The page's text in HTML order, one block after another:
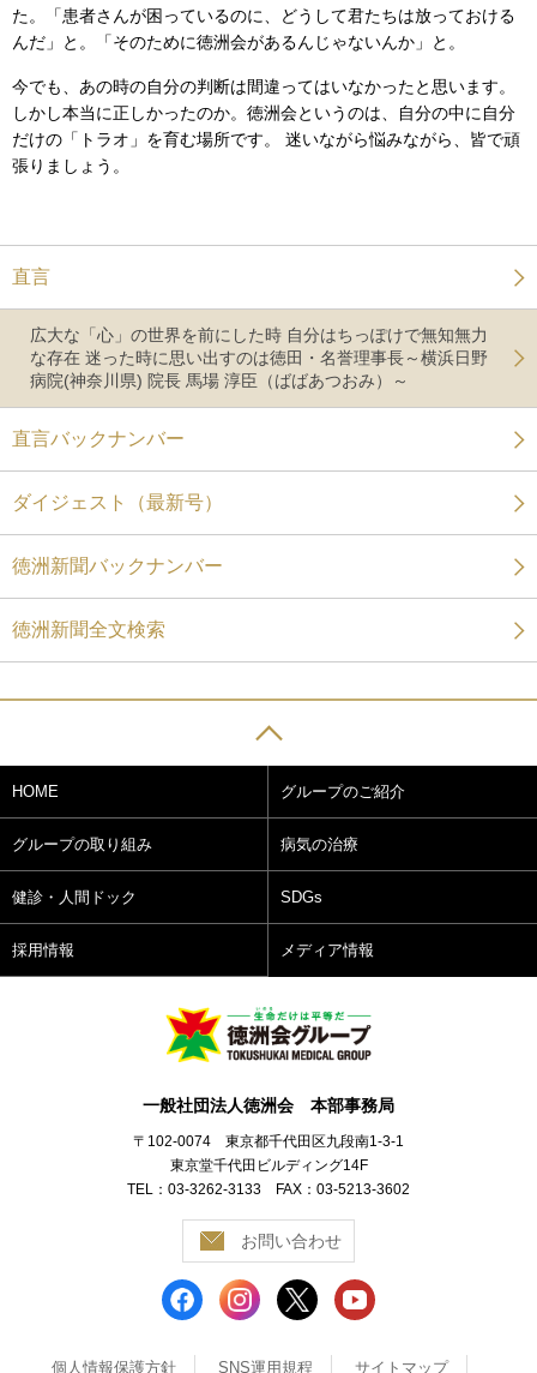
た。「患者さんが困っているのに、どうして君たちは放っておける
んだ」と。「そのために徳洲会があるんじゃないんか」と。
今でも、あの時の自分の判断は間違ってはいなかったと思います。
しかし本当に正しかったのか。徳洲会というのは、自分の中に自分
だけの「トラオ」を育む場所です。 迷いながら悩みながら、皆で頑
張りましょう。
直言
広大な「心」の世界を前にした時 自分はちっぽけで無知無力
な存在 迷った時に思い出すのは徳田・名誉理事長～横浜日野
病院(神奈川県) 院長 馬場 淳臣（ばばあつおみ）～
直言バックナンバー
ダイジェスト（最新号）
徳洲新聞バックナンバー
徳洲新聞全文検索
HOME グループのご紹介
グループの取り組み 病気の治療
健診・人間ドック SDGs
採用情報 メディア情報
一般社団法人徳洲会 本部事務局
〒102-0074 東京都千代田区九段南1-3-1
東京堂千代田ビルディング14F
TEL：03-3262-3133 FAX：03-5213-3602
お問い合わせ
個人情報保護方針 SNS運用規程 サイトマップ